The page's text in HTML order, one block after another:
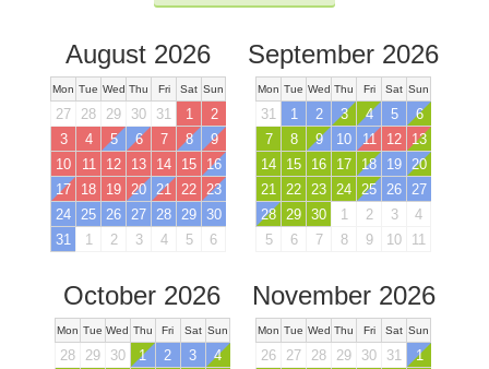
August 2026
Mon Tue Wed Thu Fri Sat Sun
27 28 29 30 31 1
2
3
4 5 6 7 8
9
10
11 12 13 14 15
16
17
18 19 20 21 22
23
24
25 26 27 28 29 30
31
1 2 3 4 5 6
September 2026
Mon Tue Wed Thu Fri Sat Sun
31 1 2 3 4 5
6
7
8 9 10 11 12
13
14
15 16 17 18 19
20
21
22 23 24 25 26
27
28
29 30 1 2 3
4
5
6 7 8 9 10 11
October 2026
Mon Tue Wed Thu Fri Sat Sun
28 29 30 1 2 3
4
November 2026
Mon Tue Wed Thu Fri Sat Sun
26 27 28 29 30 31
1